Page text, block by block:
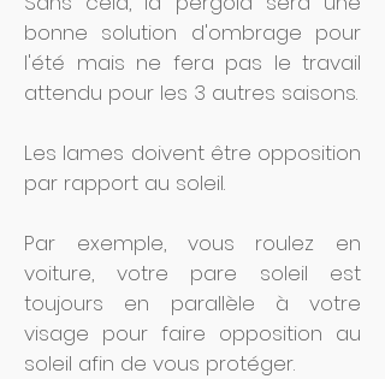
bonne solution d'ombrage pour
l'été mais ne fera pas le travail
attendu pour les 3 autres saisons.
Les lames doivent être opposition
par rapport au soleil.
Par exemple, vous roulez en
voiture, votre pare soleil est
toujours en parallèle à votre
visage pour faire opposition au
soleil afin de vous protéger.